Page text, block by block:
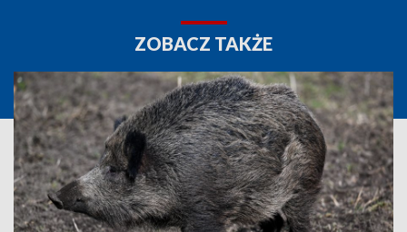
ZOBACZ TAKŻE